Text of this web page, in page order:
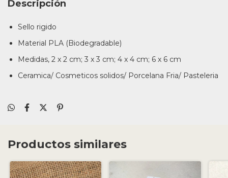
Descripción
Sello rigido
Material PLA (Biodegradable)
Medidas, 2 x 2 cm; 3 x 3 cm; 4 x 4 cm; 6 x 6 cm
Ceramica/ Cosmeticos solidos/ Porcelana Fria/ Pasteleria
Productos similares